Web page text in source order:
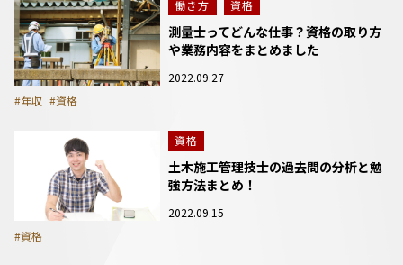
働き方 資格
測量士ってどんな仕事？資格の取り方
や業務内容をまとめました
2022.09.27
#年収 #資格
資格
土木施工管理技士の過去問の分析と勉
強方法まとめ！
2022.09.15
#資格